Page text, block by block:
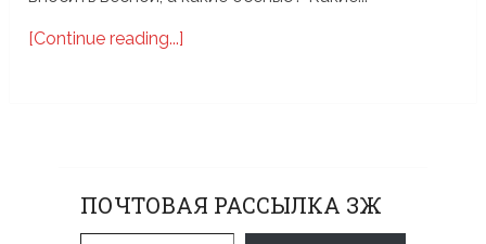
[Continue reading...]
ПОЧТОВАЯ РАССЫЛКА ЗЖ
Введите адрес электронной почты…